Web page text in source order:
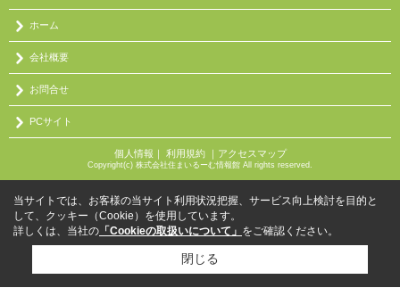
ホーム
会社概要
お問合せ
PCサイト
個人情報 ｜ 利用規約｜ アクセスマップ
Copyright(c) 株式会社住まいるーむ情報館 All rights reserved.
当サイトでは、お客様の当サイト利用状況把握、サービス向上検討を目的と
して、クッキー（Cookie）を使用しています。
詳しくは、当社の 「Cookieの取扱いについて」 をご確認ください。
閉じる